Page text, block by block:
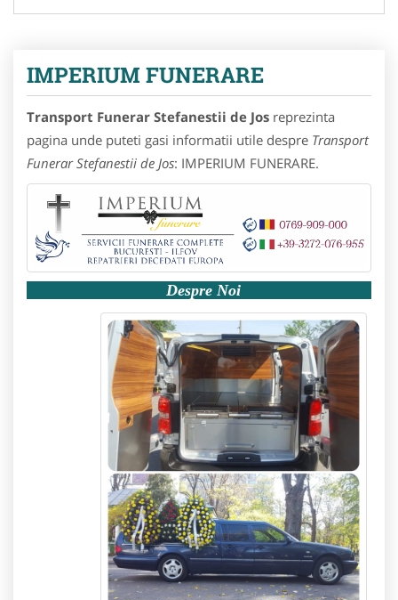
IMPERIUM FUNERARE
Transport Funerar Stefanestii de Jos reprezinta
pagina unde puteti gasi informatii utile despre Transport
Funerar Stefanestii de Jos: IMPERIUM FUNERARE.
Despre Noi